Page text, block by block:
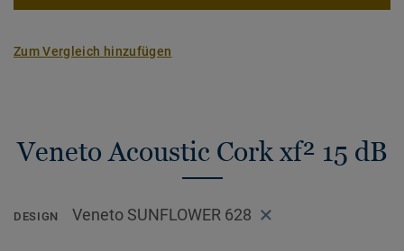
Zum Vergleich hinzufügen
Veneto Acoustic Cork xf² 15 dB
DESIGN Veneto SUNFLOWER 628